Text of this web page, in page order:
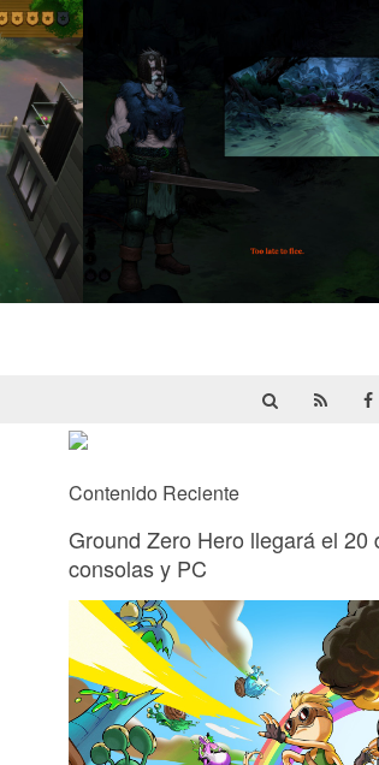
Contenido Reciente
Ground Zero Hero llegará el 20
consolas y PC